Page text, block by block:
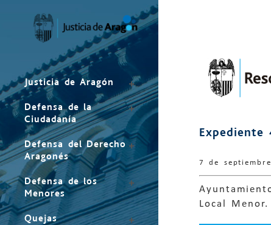
Justicia de Aragón
Defensa de la
Ciudadanía
Defensa del Derecho
Aragonés
Defensa de los
Menores
Quejas
Expediente
7 de
Local